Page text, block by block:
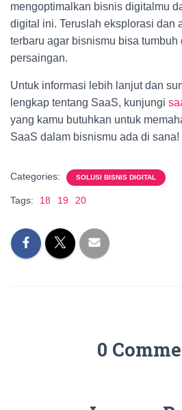
mengoptimalkan bisnis digitalmu
digital ini. Teruslah eksplorasi dan
terbaru agar bisnismu bisa
persaingan.
Untuk informasi lebih lanjut dan
lengkap tentang SaaS, kunjungi
yang kamu butuhkan untuk
SaaS dalam bisnismu ada di sana!
Categories: SOLUSI BISNIS DIGITAL
Tags: 18 19 20
0